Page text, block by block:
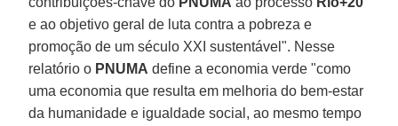
e ao objetivo geral de luta contra a pobreza e
promoção de um século XXI sustentável". Nesse
relatório o PNUMA define a economia verde "como
uma economia que resulta em melhoria do bem-estar
da humanidade e igualdade social, ao mesmo tempo